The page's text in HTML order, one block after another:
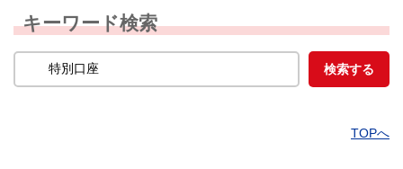
キーワード検索
TOPへ